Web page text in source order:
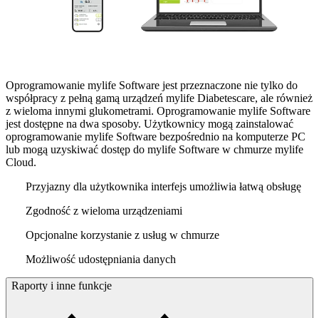
Oprogramowanie mylife Software jest przeznaczone nie tylko do
współpracy z pełną gamą urządzeń mylife Diabetescare, ale również
z wieloma innymi glukometrami. Oprogramowanie mylife Software
jest dostępne na dwa sposoby. Użytkownicy mogą zainstalować
oprogramowanie mylife Software bezpośrednio na komputerze PC
lub mogą uzyskiwać dostęp do mylife Software w chmurze mylife
Cloud.
Przyjazny dla użytkownika interfejs umożliwia łatwą obsługę
Zgodność z wieloma urządzeniami
Opcjonalne korzystanie z usług w chmurze
Możliwość udostępniania danych
Raporty i inne funkcje